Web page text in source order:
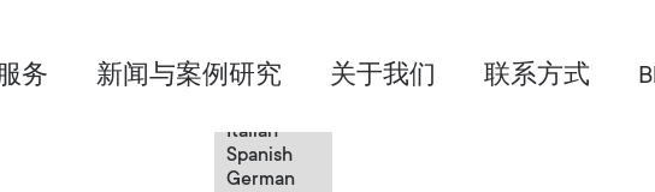
English
Italian
Spanish
German
务 新闻与案例研究 关于我们 联系方式